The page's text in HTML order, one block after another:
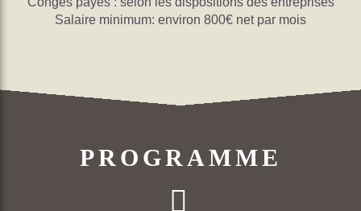
Salaire minimum: environ 800€ net par mois
PROGRAMME